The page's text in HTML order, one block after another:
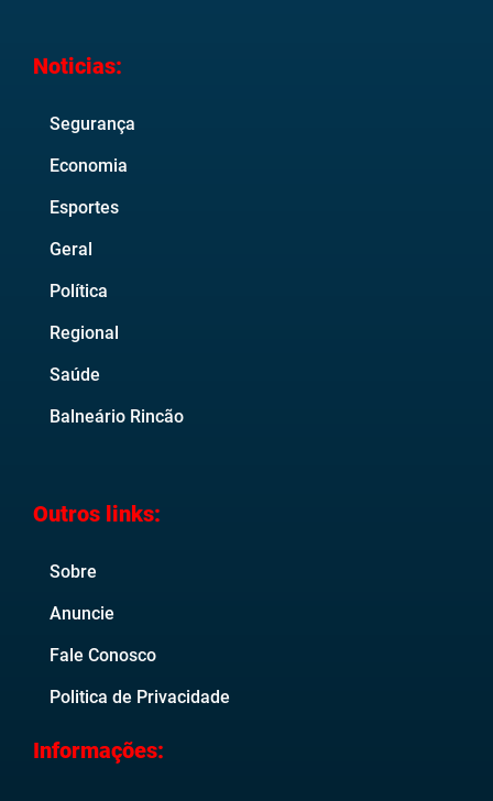
Noticias:
Segurança
Economia
Esportes
Geral
Política
Regional
Saúde
Balneário Rincão
Outros links:
Sobre
Anuncie
Fale Conosco
Politica de Privacidade
Informações: